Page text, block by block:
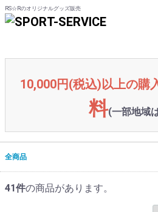
RS☆Rのオリジナルグッズ販売
10,000円(税込)以上の購
料(一部地域
全商品
41件の商品があります。